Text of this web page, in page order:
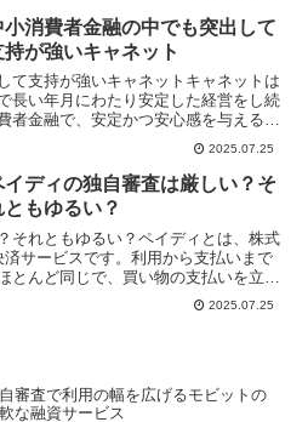
小消費者金融の中でも突出して
持が強いキャネット
て支持が強いキャネットキャネットは
長い年月にわたり安定した経営をし続
者金融で、安定かつ安心感を与える経
ては、しっかりと届け出が行...2025.07.25
イディの独自審査は厳しい？そ
ともゆるい？
それともゆるい？ペイディとは、株式
サービスです。利用から支払いまで
とんど同じで、買い物の支払いを立て
2025.07.25
審査で利用の幅を広げるモビットの
な融資サービス